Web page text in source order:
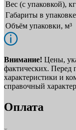
Вес (с упаковкой), кг
Габариты в
Объём упаковки, м³
Внимание! Цены,
фактических. Перед
характеристики и
справочный
Оплата